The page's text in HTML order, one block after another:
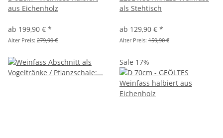
aus Eichenholz
ab 199,90 € *
Alter Preis: 279,90 €
als Stehtisch
ab 129,90 € *
Alter Preis: 159,90 €
Sale 17%